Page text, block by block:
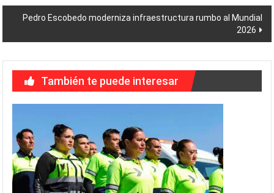
de
entradas
Pedro Escobedo moderniza infraestructura rumbo al Mundial
2026
También te puede interesar